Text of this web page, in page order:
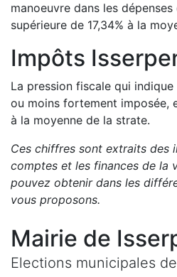
manoeuvre dans les
supérieure de 17,34% à la
Impôts
La pression fiscale qui
ou moins fortement imposée,
à la moyenne de la strate.
Ces chiffres sont extraits des
comptes et les finances de la
pouvez obtenir dans les
vous proposons.
Mairie de
Elections municipales de